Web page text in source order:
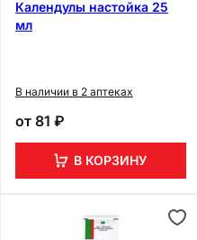
Календулы настойка 25
мл
В наличии в 2 аптеках
от 81 ₽
В КОРЗИНУ